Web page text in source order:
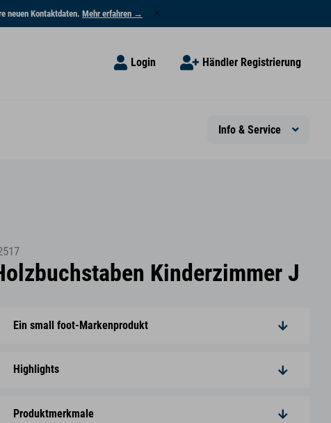
neuen Kontaktdaten. Mehr erfahren →
Login Händler Registrierung
Info & Service
Kinderzimmer J
Ein small foot-Markenprodukt
Highlights
Produktmerkmale